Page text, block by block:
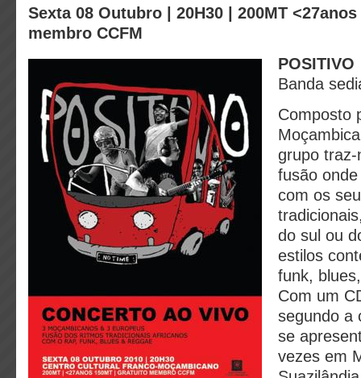
Sexta 08 Outubro | 20H30 | 200MT
membro CCFM
POSITIVO
Banda
Composto
grupo
fusão
com os
do sul ou
estilos
funk,
Com um
segundo a
se
vezes em